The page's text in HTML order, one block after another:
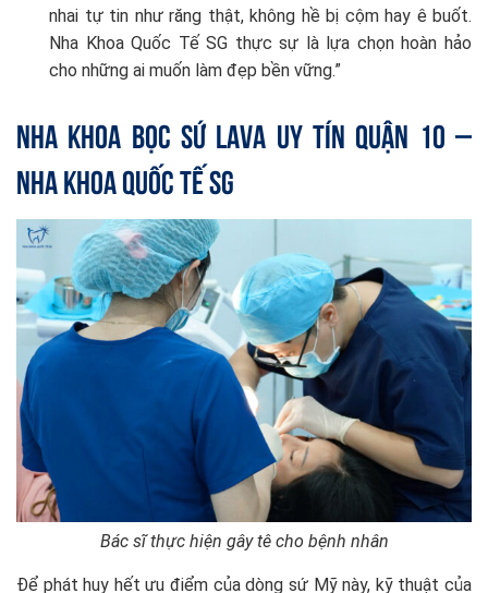
nhai tự tin như răng thật, không hề bị cộm hay ê buốt.
Nha Khoa Quốc Tế SG thực sự là lựa chọn hoàn hảo
cho những ai muốn làm đẹp bền vững.”
Nha khoa bọc sứ Lava uy tín quận 10 –
Nha Khoa Quốc Tế SG
Bác sĩ thực hiện gây tê cho bệnh nhân
Để phát huy hết ưu điểm của dòng sứ Mỹ này, kỹ thuật của